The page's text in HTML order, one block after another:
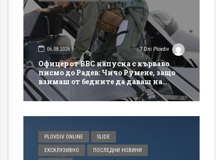
06.08.2026 7 Dni Plovdiv
Офицер от ВВС напусна с кърваво
писмо до Радев: Чичо Румене, защо
взимаш от бедните да даваш на
богатите?
PLOVDIV ONLINE SLIDE
ЕКСКЛУЗИВНО ПОСЛЕДНИ НОВИНИ